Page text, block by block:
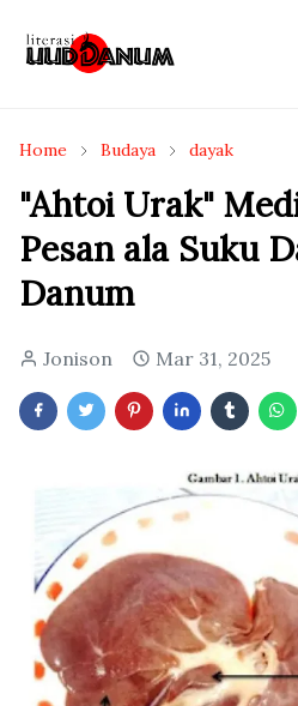
Home Budaya dayak
"Ahtoi Urak"
Pesan ala Suku
Danum
Jonison Mar 31, 2025